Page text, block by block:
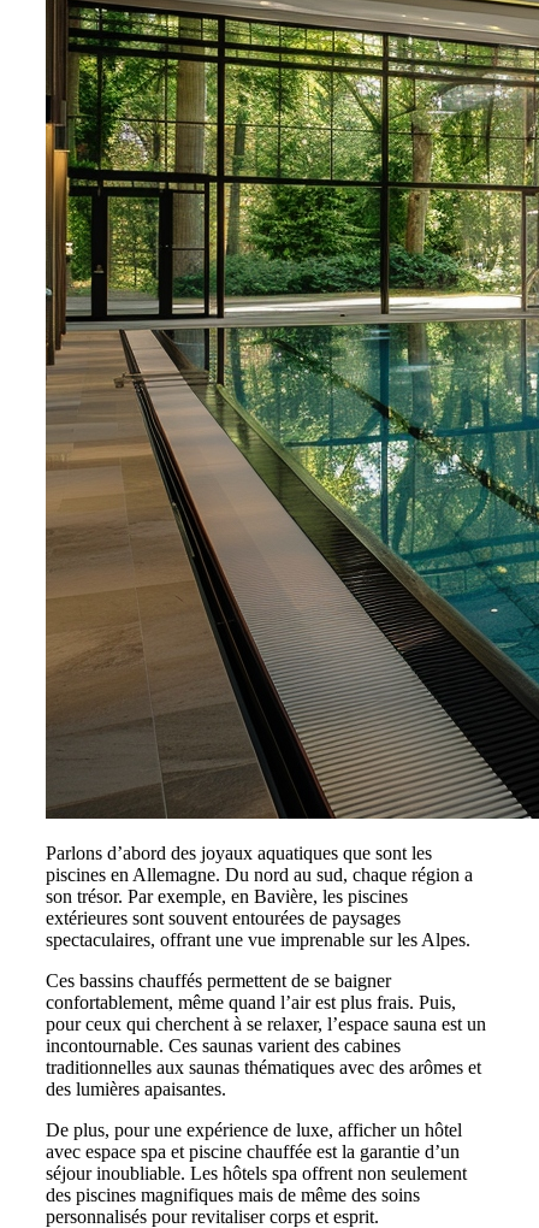
Parlons d’abord des joyaux aquatiques que sont les
piscines en Allemagne. Du nord au sud, chaque région a
son trésor. Par exemple, en Bavière, les piscines
extérieures sont souvent entourées de paysages
spectaculaires, offrant une vue imprenable sur les Alpes.
Ces bassins chauffés permettent de se baigner
confortablement, même quand l’air est plus frais. Puis,
pour ceux qui cherchent à se relaxer, l’espace sauna est un
incontournable. Ces saunas varient des cabines
traditionnelles aux saunas thématiques avec des arômes et
des lumières apaisantes.
De plus, pour une expérience de luxe, afficher un hôtel
avec espace spa et piscine chauffée est la garantie d’un
séjour inoubliable. Les hôtels spa offrent non seulement
des piscines magnifiques mais de même des soins
personnalisés pour revitaliser corps et esprit.